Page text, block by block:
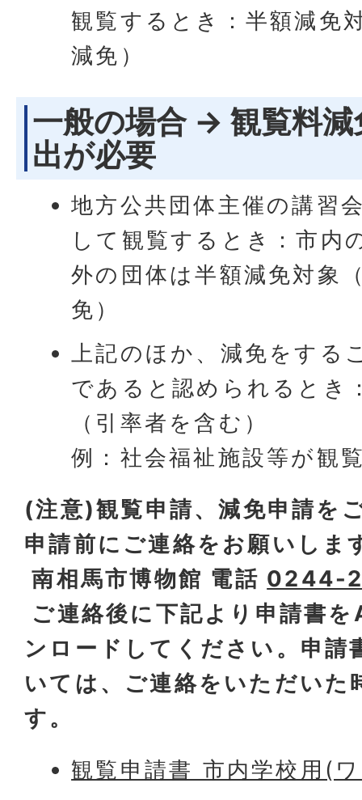
観覧するとき：半額減免
減免）
一般の場合 → 観覧料減
出が必要
地方公共団体主催の講習
して観覧するとき：市内
外の団体は半額減免対象
免）
上記のほか、減免をする
であると認められるとき
（引率者を含む）
例：社会福祉施設等が観
(注意)観覧申請、減免申請を
申請前にご連絡をお願いしま
南相馬市博物館 電話 0244-
ご連絡後に下記より申請書
ンロードしてください。申請
いては、ご連絡をいただいた
す。
観覧申請書 市内学校用(